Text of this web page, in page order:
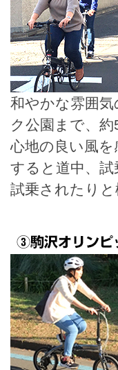
和やかな雰囲
ク公園まで、
心地の良い風
すると道中、
試乗されたり